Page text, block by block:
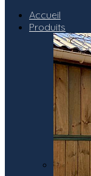
Accueil
Produits